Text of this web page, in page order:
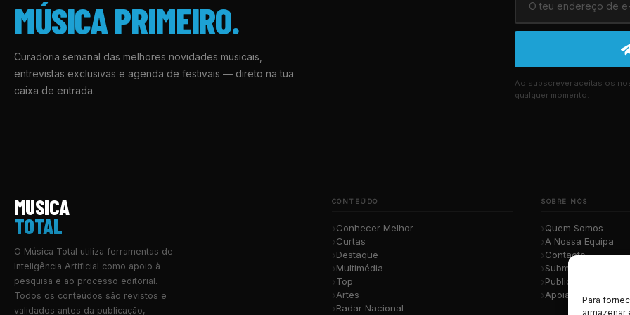
Para
MÚSICA PRIMEIRO.
Curadoria semanal das melhores novidades musicais,
entrevistas exclusivas e agenda de festivais — direto na tua
caixa de entrada.
Ao subscrever aceitas os
qualquer momento.
MUSICA
TOTAL
O Música Total utiliza ferramentas de
Inteligência Artificial como apoio à
pesquisa e ao processo editorial.
Todos os conteúdos são revistos e
validados antes da publicação,
CONTEÚDO
Conhecer Melhor
Curtas
Destaque
Multimédia
Top
Artes
Radar Nacional
SOBRE NÓS
Quem Somos
A Nossa Equipa
Contacto
Submete a Tua
Publicidade
Apoiar o Projeto